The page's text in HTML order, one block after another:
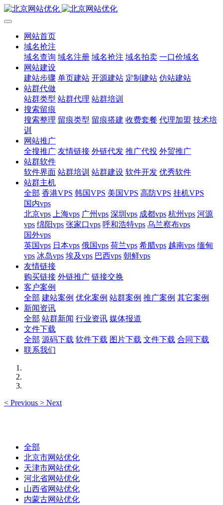
网站首页
域名抢注
域名查询 域名注册 域名抢注 域名拍卖 一口价域名
网站建设
建站步骤 单页建站 开源建站 定制建站 仿站建站
站群代做
站群类型 站群代理 站群培训
搜索留痕
搜索整理 留痕类型 留痕搭建 收费套餐 代理加盟 技术培
训
网站推广
全搜推广 友情链接 外链代发 推广代投 外贸推广
站群软件
软件界面 站群培训 站群建设 软件开发 优秀软件
站群主机
全部 香港VPS 韩国VPS 美国VPS 高防VPS 挂机VPS
国内vps
北京vps
上海vps 广州vps 深圳vps 成都vps 杭州vps 河源
vps 绵阳vps 张家口vps 呼和浩特vps 乌兰察布vps
国外vps
英国vps 日本vps 俄国vps 荷兰vps 希腊vps 越南vps 缅甸
vps 冰岛vps 埃及vps 巴西vps 朝鲜vps
友情链接
购买链接 外链推广 链接交换
客户案例
全部 建站案例 优化案例 站群案例 推广案例 其它案例
新闻资讯
全部 站群新闻 行业资讯 媒体报道
文件下载
全部 源码下载 软件下载 图片下载 文件下载 合同下载
联系我们
< Previous > Next
全部
北京市网站优化
天津市网站优化
河北省网站优化
山西省网站优化
内蒙古网站优化